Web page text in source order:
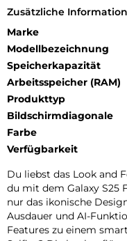
Zusätzliche
Marke
Modellbezeichnung
Speicherkapazität
Arbeitsspeicher (RAM)
Produkttyp
Bildschirmdiagonale
Farbe
Verfügbarkeit
Du liebst das Look and
du mit dem Galaxy S25
nur das ikonische
Ausdauer und AI-
Features zu einem